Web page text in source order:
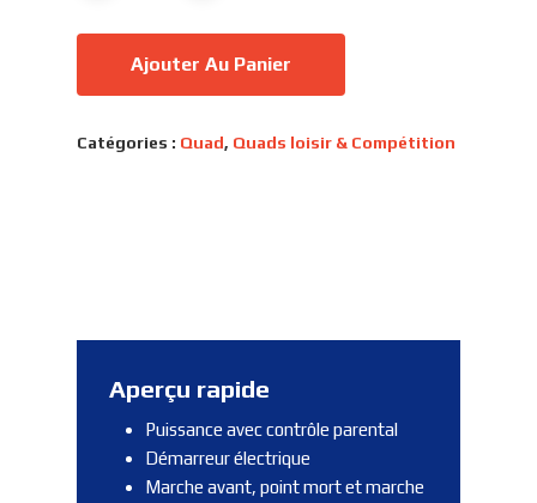
Ajouter Au Panier
Catégories : Quad, Quads loisir & Compétition
Aperçu rapide
Puissance avec contrôle parental
Démarreur électrique
Marche avant, point mort et marche